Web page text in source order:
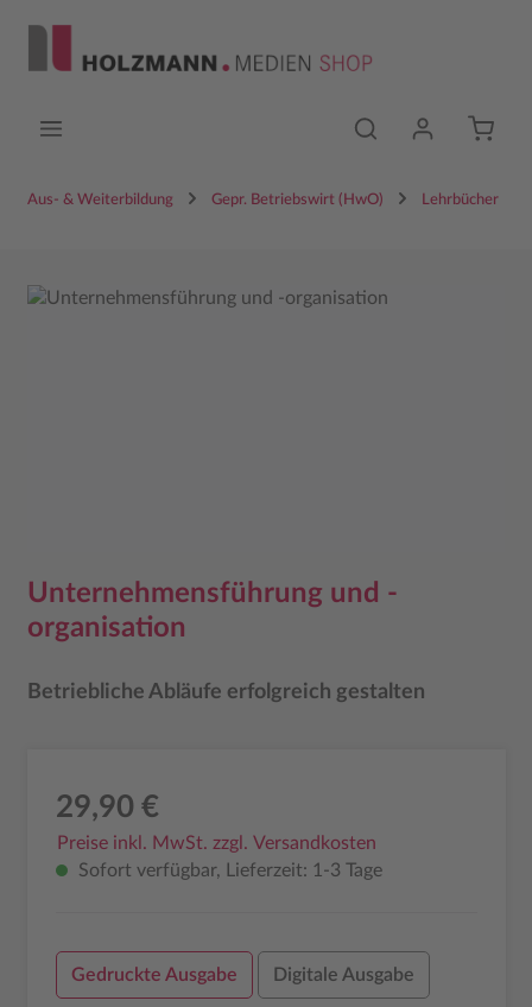
Aus- & Weiterbildung Gepr. Betriebswirt (HwO) Lehrbücher
Bildergalerie überspringen
Unternehmensführung und -
organisation
Betriebliche Abläufe erfolgreich gestalten
29,90 €
Preise inkl. MwSt. zzgl. Versandkosten
Sofort verfügbar, Lieferzeit: 1-3 Tage
Gedruckte Ausgabe Digitale Ausgabe